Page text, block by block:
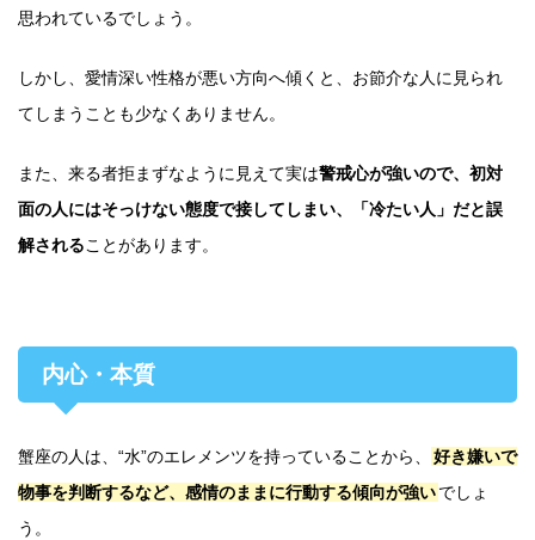
思われているでしょう。
しかし、愛情深い性格が悪い方向へ傾くと、お節介な人に見られ
てしまうことも少なくありません。
また、来る者拒まずなように見えて実は警戒心が強いので、初対
面の人にはそっけない態度で接してしまい、「冷たい人」だと誤
解されることがあります。
内心・本質
蟹座の人は、“水”のエレメンツを持っていることから、
好き嫌いで
物事を判断するなど、感情のままに行動する傾向が強いでしょ
う。